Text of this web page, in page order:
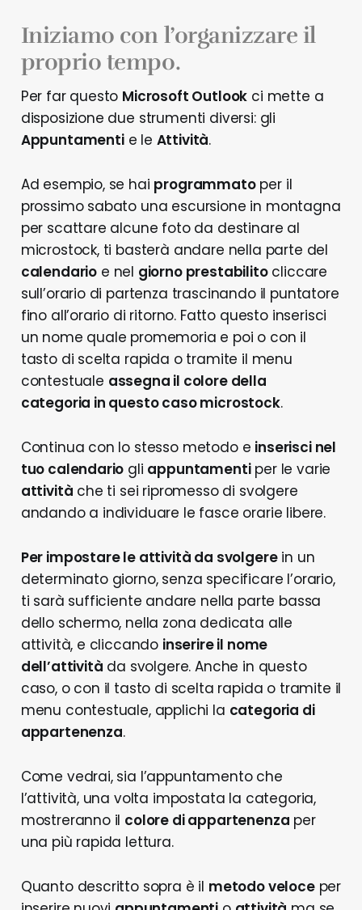
Iniziamo con l’organizzare il
proprio tempo.
Per far questo Microsoft Outlook ci mette a
disposizione due strumenti diversi: gli
Appuntamentie le Attività.
Ad esempio, se hai programmatoper il
prossimo sabato una escursione in montagna
per scattare alcune foto da destinare al
microstock, ti basterà andare nella parte del
calendario e nel giorno prestabilitocliccare
sull’orario di partenza trascinando il puntatore
fino all’orario di ritorno. Fatto questo inserisci
un nome quale promemoria e poi o con il
tasto di scelta rapida o tramite il menu
contestuale assegna il colore della
categoria in questo caso microstock.
Continua con lo stesso metodo e inserisci nel
tuo calendario gli appuntamentiper le varie
attività che ti sei ripromesso di svolgere
andando a individuare le fasce orarie libere.
Per impostare le attività da svolgerein un
determinato giorno, senza specificare l’orario,
ti sarà sufficiente andare nella parte bassa
dello schermo, nella zona dedicata alle
attività, e cliccando inserire il nome
dell’attività da svolgere. Anche in questo
caso, o con il tasto di scelta rapida o tramite il
menu contestuale, applichi la categoria di
appartenenza.
Come vedrai, sia l’appuntamento che
l’attività, una volta impostata la categoria,
mostreranno il colore di appartenenza per
una più rapida lettura.
Quanto descritto sopra è il metodo veloceper